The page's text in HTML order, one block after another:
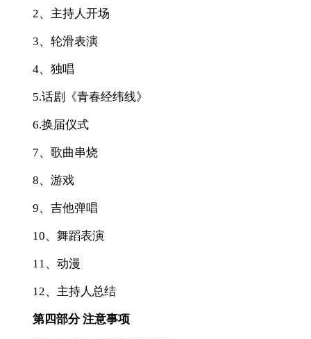
2、主持人开场
3、轮滑表演
4、独唱
5.话剧《青春经纬线》
6.换届仪式
7、歌曲串烧
8、游戏
9、吉他弹唱
10、舞蹈表演
11、动漫
12、主持人总结
第四部分 注意事项